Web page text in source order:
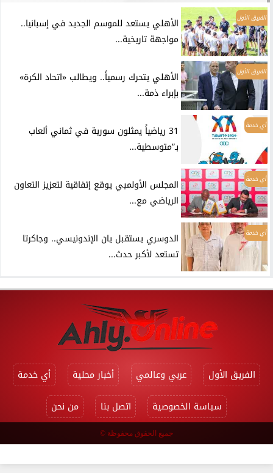
الفريق الأول
الأهلي يستعد للموسم الجديد في إسبانيا..
مواجهة تاريخية...
الفريق الأول
الأهلي يتحرك رسمياً.. ويطالب «اتحاد الكرة»
بإبراء ذمة...
أي خدمة
31 رياضياً يمثلون سورية في ثماني ألعاب
بـ”متوسطية...
أي خدمة
المجلس الأولمبي يوقع إتفاقية لتعزيز التعاون
الرياضي مع...
أي خدمة
الدوسري يستقبل يان الإندونيسي.. وجاكرتا
تستعد لأكبر حدث...
الفريق الأول عربي وعالمي أخبار محلية
أي خدمة
سياسة الخصوصية
اتصل بنا من نحن
جميع الحقوق محفوظة ©